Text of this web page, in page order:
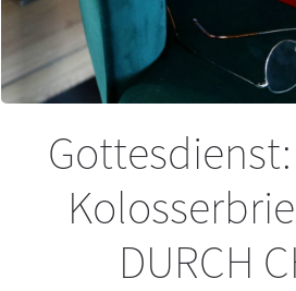
DURCH